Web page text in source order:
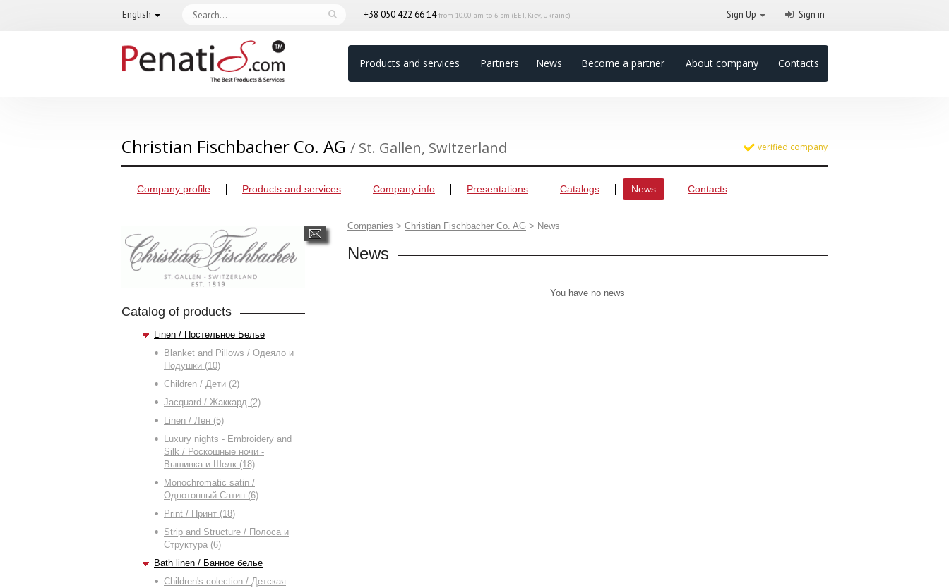
English +38 050 422 66 14from 10.00 am to 6 pm (EET, Kiev, Ukraine) Sign Up Sign in
Products and services Partners News Become a partner About company Contacts
Christian Fischbacher Co. AG / St. Gallen, Switzerland verified company
Company profile Products and services Company info Presentations Catalogs News Contacts
Catalog of products
Linen / Постельное Белье
Blanket and Pillows / Одеяло и
Подушки (10)
Children / Дети (2)
Jacquard / Жаккард (2)
Linen / Лен (5)
Luxury nights - Embroidery and
Silk / Роскошные ночи -
Вышивка и Шелк (18)
Monochromatic satin /
Однотонный Сатин (6)
Print / Принт (18)
Strip and Structure / Полоса и
Структура (6)
Bath linen / Банное белье
Children's colection / Детская
Companies > Christian Fischbacher Co. AG > News
News
You have no news